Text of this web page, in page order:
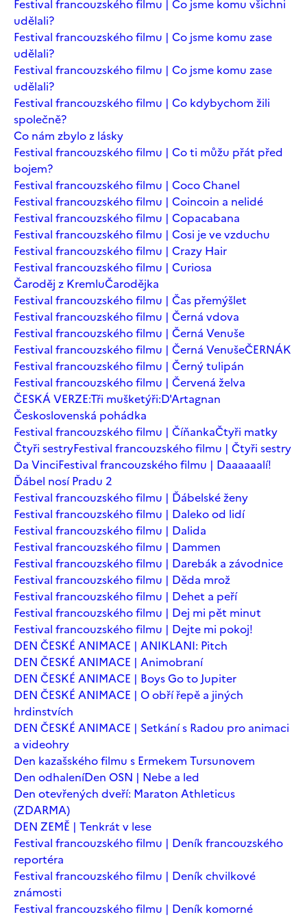
Festival francouzského filmu | Co jsme komu všichni
udělali?
Festival francouzského filmu | Co jsme komu zase
udělali?
Festival francouzského filmu | Co jsme komu zase
udělali?
Festival francouzského filmu | Co kdybychom žili
společně?
Co nám zbylo z lásky
Festival francouzského filmu | Co ti můžu přát před
bojem?
Festival francouzského filmu | Coco Chanel
Festival francouzského filmu | Coincoin a nelidé
Festival francouzského filmu | Copacabana
Festival francouzského filmu | Cosi je ve vzduchu
Festival francouzského filmu | Crazy Hair
Festival francouzského filmu | Curiosa
Čaroděj z KremluČarodějka
Festival francouzského filmu | Čas přemýšlet
Festival francouzského filmu | Černá vdova
Festival francouzského filmu | Černá Venuše
Festival francouzského filmu | Černá VenušeČERNÁK
Festival francouzského filmu | Černý tulipán
Festival francouzského filmu | Červená želva
ČESKÁ VERZE:Tři mušketýři:D'Artagnan
Československá pohádka
Festival francouzského filmu | ČíňankaČtyři matky
Čtyři sestryFestival francouzského filmu | Čtyři sestry
Da VinciFestival francouzského filmu | Daaaaaalí!
Ďábel nosí Pradu 2
Festival francouzského filmu | Ďábelské ženy
Festival francouzského filmu | Daleko od lidí
Festival francouzského filmu | Dalida
Festival francouzského filmu | Dammen
Festival francouzského filmu | Darebák a závodnice
Festival francouzského filmu | Děda mrož
Festival francouzského filmu | Dehet a peří
Festival francouzského filmu | Dej mi pět minut
Festival francouzského filmu | Dejte mi pokoj!
DEN ČESKÉ ANIMACE | ANIKLANI: Pitch
DEN ČESKÉ ANIMACE | Animobraní
DEN ČESKÉ ANIMACE | Boys Go to Jupiter
DEN ČESKÉ ANIMACE | O obří řepě a jiných
hrdinstvích
DEN ČESKÉ ANIMACE | Setkání s Radou pro animaci
a videohry
Den kazašského filmu s Ermekem Tursunovem
Den odhaleníDen OSN | Nebe a led
Den otevřených dveří: Maraton Athleticus
(ZDARMA)
DEN ZEMĚ | Tenkrát v lese
Festival francouzského filmu | Deník francouzského
reportéra
Festival francouzského filmu | Deník chvilkové
známosti
Festival francouzského filmu | Deník komorné